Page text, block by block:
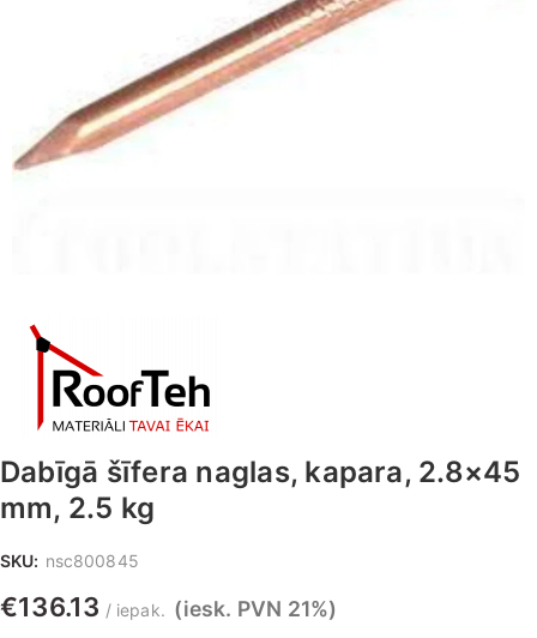
Dabīgā šīfera naglas, kapara, 2.8×45
mm, 2.5 kg
SKU: nsc800845
€136.13 iepak. (iesk. PVN 21%)